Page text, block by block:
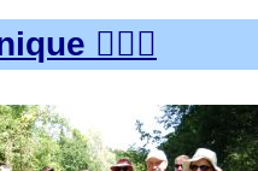
🚶🏻‍♂️